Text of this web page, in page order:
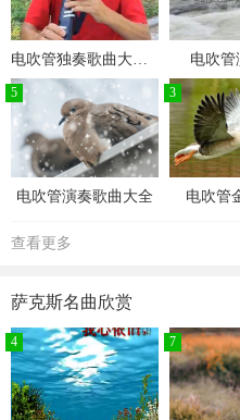
电吹管
5
电吹管演奏歌曲大全
3
电吹管
查看更多
萨克斯名曲欣赏
4 7